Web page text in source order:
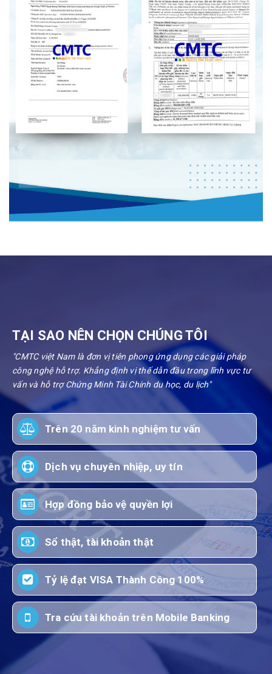
TẠI SAO NÊN CHỌN CHÚNG TÔI
"CMTC việt Nam là đơn vị tiên phong ứng dụng các giải pháp
công nghệ hỗ trợ. Khẳng định vị thế dẫn đầu trong lĩnh vực tư
vấn và hỗ trợ Chứng Minh Tài Chính du học, du lịch"
Trên 20 năm kinh nghiệm tư vấn
Dịch vụ chuyên nhiệp, uy tín
Hợp đồng bảo vệ quyền lợi
Sổ thật, tài khoản thật
Tỷ lệ đạt VISA Thành Công 100%
Tra cứu tài khoản trên Mobile Banking